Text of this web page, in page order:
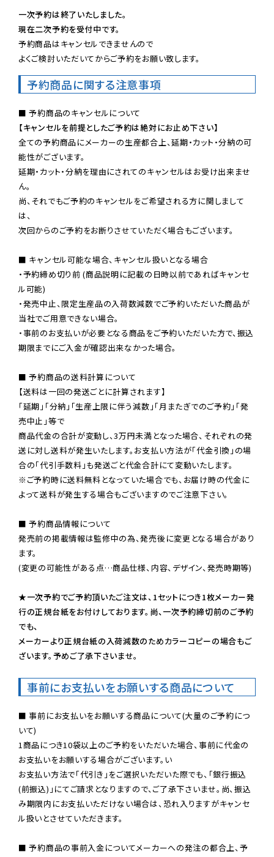
一次予約は終了いたしました。
現在二次予約を受付中です。
予約商品はキャンセルできませんので
よくご検討いただいてからご予約をお願い致します。
予約商品に関する注意事項
【キャンセルを前提としたご予約は絶対にお止め下さい】
全ての予約商品にメーカーの生産都合上、延期・カット・分納の可
能性がございます。
延期・カット・分納を理由にされてのキャンセルはお受け出来ませ
ん。
尚、それでもご予約のキャンセルをご希望される方に関しまして
は、
次回からのご予約をお断りさせていただく場合もございます。
■ キャンセル可能な場合、キャンセル扱いとなる場合
・予約締め切り前 (商品説明に記載の日時以前であればキャンセ
ル可能)
・発売中止、限定生産品の入荷数減数でご予約いただいた商品が
当社でご用意できない場合。
・事前のお支払いが必要となる商品をご予約いただいた方で、振込
期限までにご入金が確認出来なかった場合。
■ 予約商品の送料計算について
【送料は一回の発送ごとに計算されます】
「延期」「分納」「生産上限に伴う減数」「月またぎでのご予約」「発
売中止」等で
商品代金の合計が変動し、3万円未満となった場合、それぞれの発
送に対し送料が発生いたします。お支払い方法が「代金引換」の場
※ご予約時に送料無料となっていた場合でも、お届け時の代金に
よって送料が発生する場合もございますのでご注意下さい。
■ 予約商品情報について
発売前の掲載情報は監修中の為、発売後に変更となる場合があり
ます。
(変更の可能性がある点…商品仕様、内容、デザイン、発売時期等)
★一次予約でご予約頂いたご注文は、1セットにつき1枚メーカー発
行の正規台紙をお付けしております。尚、一次予約締切前のご予約
でも、
メーカーより正規台紙の入荷減数のためカラーコピーの場合もご
ざいます。予めご了承下さいませ。
事前にお支払いをお願いする商品について
■ 事前にお支払いをお願いする商品について(大量のご予約につ
いて)
1商品につき10袋以上のご予約をいただいた場合、事前に代金の
お支払いをお願いする場合がございます。い
お支払い方法で「代引き」をご選択いただいた際でも、「銀行振込
(前振込)」にてご請求となりますので、ご了承下さいませ。尚、振込
み期限内にお支払いただけない場合は、恐れ入りますがキャンセ
ル扱いとさせていただきます。
■ 予約商品の事前入金についてメーカーへの発注の都合上、予